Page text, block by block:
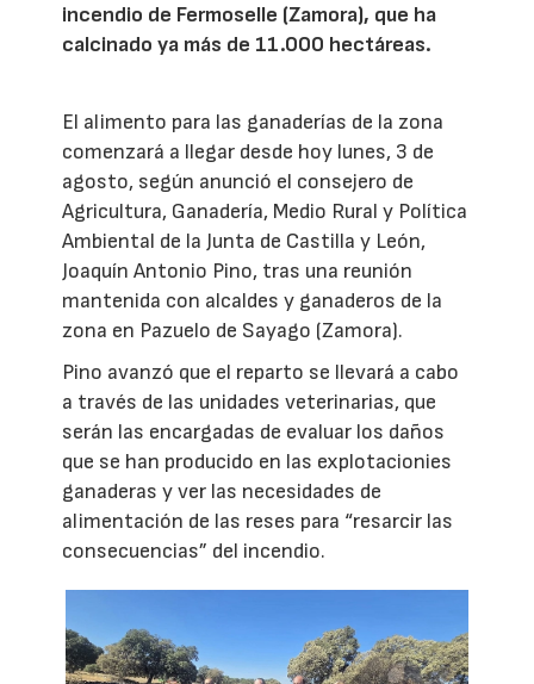
incendio de Fermoselle (Zamora), que ha
calcinado ya más de 11.000 hectáreas.
El alimento para las ganaderías de la zona
comenzará a llegar desde hoy lunes, 3 de
agosto, según anunció el consejero de
Agricultura, Ganadería, Medio Rural y Política
Ambiental de la Junta de Castilla y León,
Joaquín Antonio Pino, tras una reunión
mantenida con alcaldes y ganaderos de la
zona en Pazuelo de Sayago (Zamora).
Pino avanzó que el reparto se llevará a cabo
a través de las unidades veterinarias, que
serán las encargadas de evaluar los daños
que se han producido en las explotacionies
ganaderas y ver las necesidades de
alimentación de las reses para “resarcir las
consecuencias” del incendio.